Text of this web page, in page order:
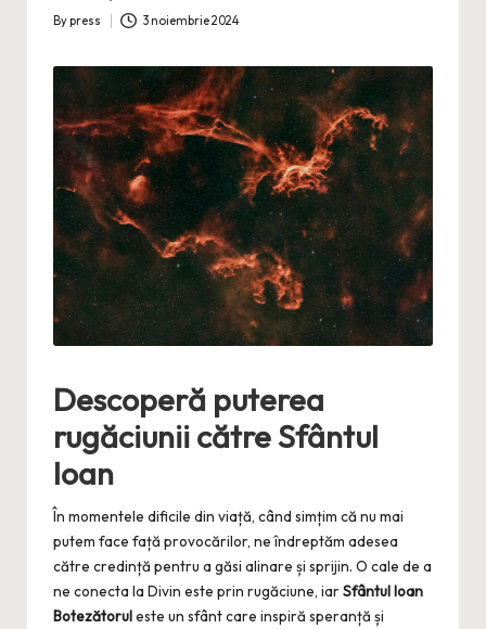
Posted
Bypress 3 noiembrie 2024
Descoperă puterea
rugăciunii către Sfântul
Ioan
În momentele dificile din viață, când simțim că nu mai
putem face față provocărilor, ne îndreptăm adesea
către credință pentru a găsi alinare și sprijin. O cale de a
ne conecta la Divin este prin rugăciune, iarSfântul Ioan
Botezătoruleste un sfânt care inspiră speranță și